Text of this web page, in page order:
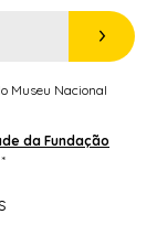
Museu Nacional
da Fundação
*